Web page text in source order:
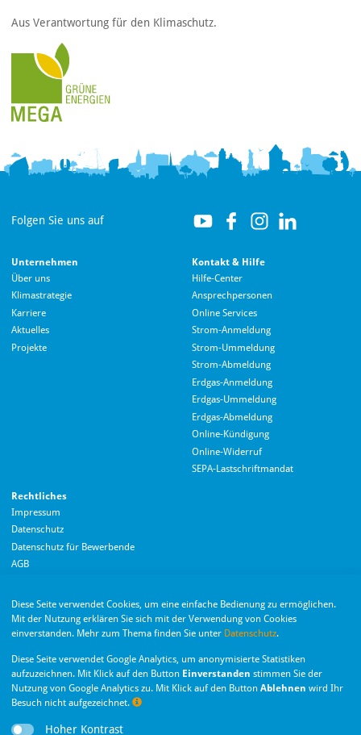
Aus Verantwortung für den Klimaschutz.
Folgen Sie uns auf
Unternehmen
Über uns
Klimastrategie
Karriere
Aktuelles
Projekte
Kontakt & Hilfe
Hilfe-Center
Ansprechpersonen
Online Services
Strom-Anmeldung
Strom-Ummeldung
Strom-Abmeldung
Erdgas-Anmeldung
Erdgas-Ummeldung
Erdgas-Abmeldung
Online-Kündigung
Online-Widerruf
SEPA-Lastschriftmandat
Rechtliches
Impressum
Datenschutz
Datenschutz für Bewerbende
AGB
GmbH ist eine Tochter­gesellschaft der Stadt Monheim
am Rhein.
Diese Seite verwendet Cookies, um eine einfache Bedienung zu ermöglichen.
Mit der Nutzung erklären Sie sich mit der Verwendung von Cookies
einverstanden. Mehr zum Thema finden Sie unter Datenschutz.
Diese Seite verwendet Google Analytics, um anonymisierte Statistiken
aufzuzeichnen. Mit Klick auf den Button Einverstanden stimmen Sie der
Nutzung von Google Analytics zu. Mit Klick auf den Button Ablehnen wird Ihr
Besuch nicht aufgezeichnet.
Hoher Kontrast
Wir nutzen Langdock zur Bereitstellung eines KI-Chatbots. Mit dem Laden des
Chatbots erklären Sie sich mit der
Datenschutzerklärung von Langdock
Chatbot laden